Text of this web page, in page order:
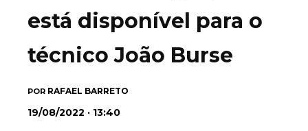
está disponível para o
técnico João Burse
POR RAFAEL BARRETO
19/08/2022 · 13:40